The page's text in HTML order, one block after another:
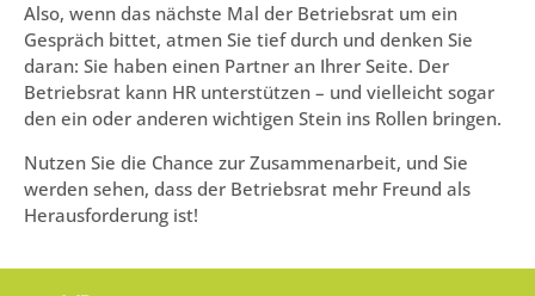
Also, wenn das nächste Mal der Betriebsrat um ein
Gespräch bittet, atmen Sie tief durch und denken Sie
daran: Sie haben einen Partner an Ihrer Seite. Der
Betriebsrat kann HR unterstützen – und vielleicht sogar
den ein oder anderen wichtigen Stein ins Rollen bringen.
Nutzen Sie die Chance zur Zusammenarbeit, und Sie
werden sehen, dass der Betriebsrat mehr Freund als
Herausforderung ist!